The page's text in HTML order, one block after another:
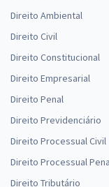
Direito Ambiental
Direito Civil
Direito Constitucional
Direito Empresarial
Direito Penal
Direito Previdenciário
Direito Processual Civil
Direito Processual
Direito Tributário